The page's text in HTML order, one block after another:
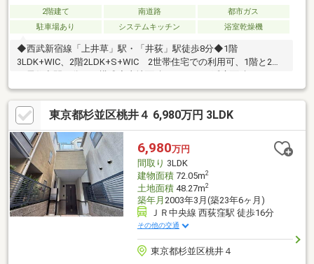
2階建て 南道路
都市ガス
駐車場あり
システムキッチン 浴室乾燥機
◆西武新宿線「上井草」駅・「井荻」駅徒歩8分◆1階
3LDK+WIC、2階2LDK+S+WIC 2世帯住宅での利用可、1階と2階
273.74m2◆WIC・納戸・物入など収納あり 衣類や日用品を各階
で整理しやすい間取り◆サンドラッグ徒歩4分、マルエツ徒歩8
分、四宮小学校徒歩8分【地域密着44年】西荻窪の昭和建物で
す。杉並・中野・武蔵野・練馬に特化し、不動産購入や買換えを
丁寧にサポート。地域情報にも精通したスタッフがご提案しま
す。お気軽にご相談ください。
東京都杉並区桃井４ 6,980万円 3LDK
6,980万円
間取り 3LDK
建物面積72.05m2
土地面積48.27m2
築年月 2003年3月(築23年6ヶ月)
ＪＲ中央線 西荻窪駅 徒歩16分
その他の交通
東京都杉並区桃井４